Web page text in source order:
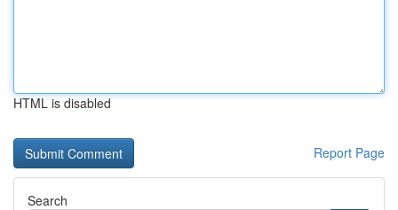
HTML is disabled
Report Page
Search